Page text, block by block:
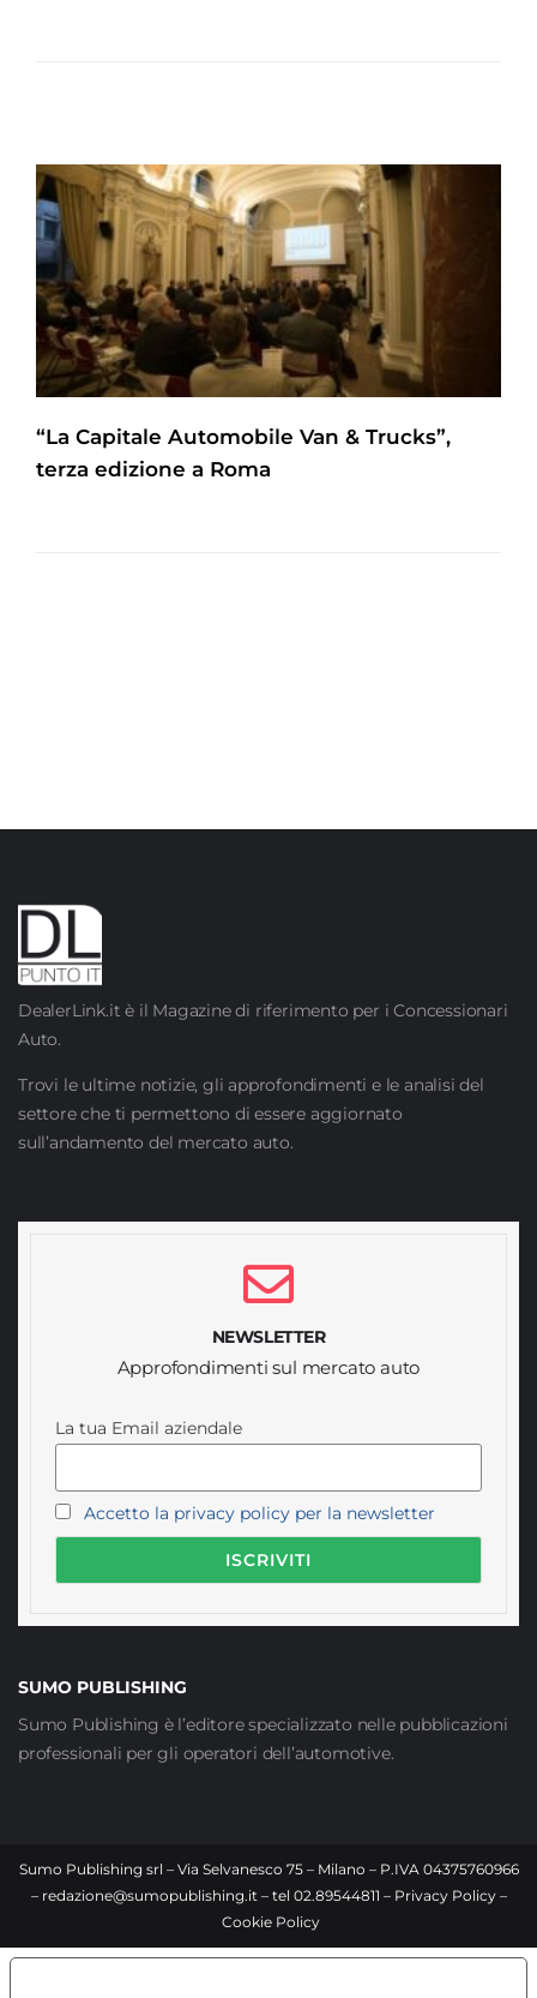
“La Capitale Automobile Van & Trucks”,
terza edizione a Roma
DealerLink.it è il Magazine di riferimento per i Concessionari
Auto.
Trovi le ultime notizie, gli approfondimenti e le analisi del
settore che ti permettono di essere aggiornato
sull’andamento del mercato auto.
NEWSLETTER
Approfondimenti sul mercato auto
La tua Email aziendale
Accetto la privacy policy per la newsletter
SUMO PUBLISHING
Sumo Publishing è l’editore specializzato nelle pubblicazioni
professionali per gli operatori dell’automotive.
Sumo Publishing srl – Via Selvanesco 75 – Milano – P.IVA 04375760966
– redazione@sumopublishing.it– tel 02.89544811 – Privacy Policy–
Cookie Policy